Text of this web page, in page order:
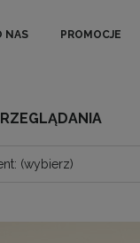
NAS PROMOCJE
(wybierz)